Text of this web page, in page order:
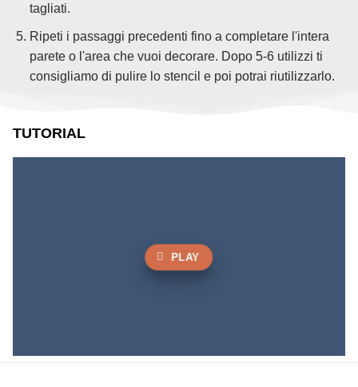
tagliati.
Ripeti i passaggi precedenti fino a completare l'intera
parete o l'area che vuoi decorare. Dopo 5-6 utilizzi ti
consigliamo di pulire lo stencil e poi potrai riutilizzarlo.
TUTORIAL
PLAY